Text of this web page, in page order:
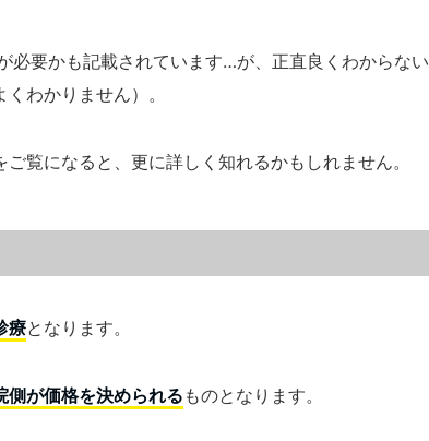
必要かも記載されています…が、正直良くわからない
わかりません）。
覧になると、更に詳しく知れるかもしれません。
療となります。
側が価格を決められるものとなります。